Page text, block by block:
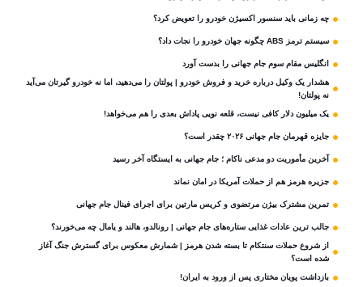
چه زمانی باید سنسور اکسیژن خودرو را تعویض کرد؟
سیستم ترمز ABS چگونه جهان خودرو را نجات داد؟
انگلیس مقام سوم جام‌ جهانی را بدست آورد
هشدار یک وکیل درباره خرید و فروش خودرو | پولتان را می‌دهید، اما نه خودرو گیرتان می‌آید
نه پولتان!
یک میلیون دلار کافی نیست، قلعه‌ نویی پاداش بعدی را هم می‌خواهد!
جایزه قهرمان جام جهانی ۲۰۲۶ چقدر است؟
آخرین مأموریت دو مدعی ناکام ؛ جام جهانی به ایستگاه آخر رسید
جزیره هرمز هم از حملات آمریکا در امان نماند
تمرین مشترک بیژن مرتضوی و کریس مارتین برای اجرای فینال جام جهانی
جالب ترین عادات غذایی ستاره‌های جام جهانی | رونالدو، هالند و یامال چه می‌خورند؟
از شروع حملات سنتکام تا بسته شدن هرمز | شمارش معکوس برای گسترش جنگ آغاز
شده است؟
بازداشت پویان مختاری پس از ورود به ایران!